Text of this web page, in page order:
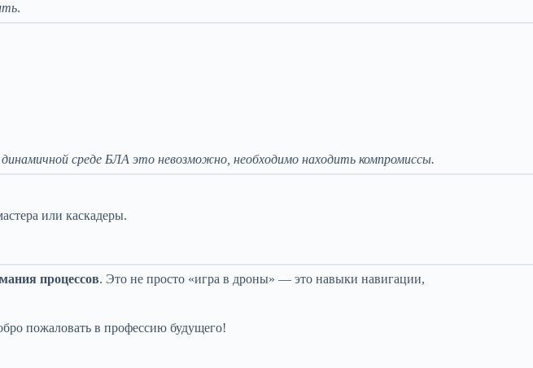
.
среде БЛА это невозможно, необходимо находить компромиссы.
или каскадеры.
процессов. Это не просто «игра в дроны» — это навыки навигации,
пожаловать в профессию будущего!